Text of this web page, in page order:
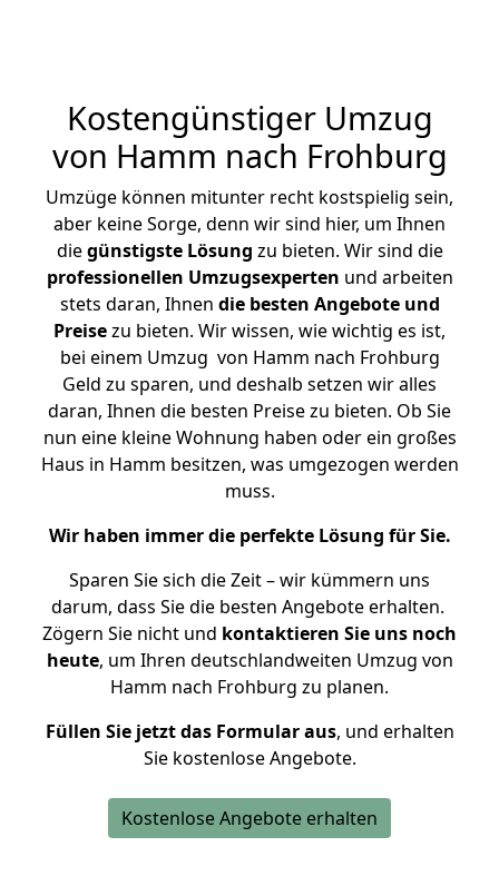
Kostengünstiger Umzug
von Hamm nach Frohburg
Umzüge können mitunter recht kostspielig sein,
aber keine Sorge, denn wir sind hier, um Ihnen
diegünstigste Lösung zu bieten. Wir sind die
professionellen Umzugsexperten und arbeiten
stets daran, Ihnen die besten Angebote und
Preisezu bieten. Wir wissen, wie wichtig es ist,
bei einem Umzug von Hamm nach Frohburg
Geld zu sparen, und deshalb setzen wir alles
daran, Ihnen die besten Preise zu bieten. Ob Sie
nun eine kleine Wohnung haben oder ein großes
Haus in Hamm besitzen, was umgezogen werden
muss.
Wir haben immer die perfekte Lösung für Sie.
Sparen Sie sich die Zeit – wir kümmern uns
darum, dass Sie die besten Angebote erhalten.
Zögern Sie nicht und kontaktieren Sie uns noch
heute, um Ihren deutschlandweiten Umzug von
Hamm nach Frohburg zu planen.
Füllen Sie jetzt das Formular aus, und erhalten
Sie kostenlose Angebote.
Kostenlose Angebote erhalten